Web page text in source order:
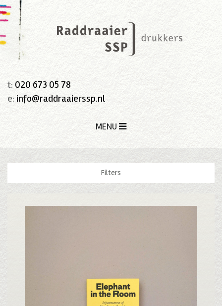
t: 020 673 05 78
e: info@raddraaierssp.nl
MENU
Filters